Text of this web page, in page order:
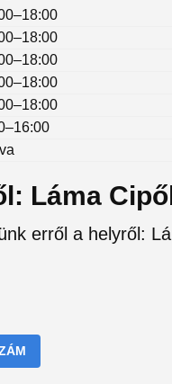
Láma
erről a helyről: